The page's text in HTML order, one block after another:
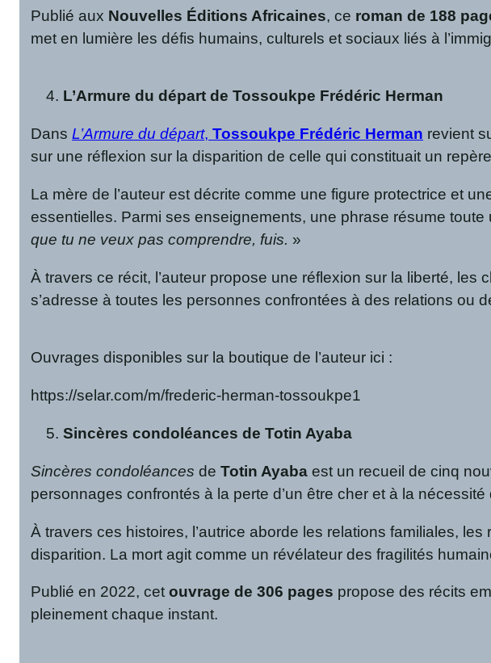
Publié aux Nouvelles Éditions Africaines, ce roman de 188
met en lumière les défis humains, culturels et sociaux liés à
L’Armure du départ de Tossoukpe Frédéric Herman
DansL’Armure du départ,Tossoukpe Frédéric Herman revient
sur une réflexion sur la disparition de celle qui constituait un
La mère de l’auteur est décrite comme une figure protectrice et
essentielles. Parmi ses enseignements, une phrase résume
que tu ne veux pas comprendre, fuis. »
À travers ce récit, l’auteur propose une réflexion sur la liberté,
s’adresse à toutes les personnes confrontées à des relations ou
Ouvrages disponibles sur la boutique de l’auteur ici :
https://selar.com/m/frederic-herman-tossoukpe1
Sincères condoléances de Totin Ayaba
Sincères condoléances deTotin Ayaba est un recueil de cinq
personnages confrontés à la perte d’un être cher et à la
À travers ces histoires, l’autrice aborde les relations familiales,
disparition. La mort agit comme un révélateur des fragilités
Publié en 2022, cetouvrage de 306 pages propose des récits
pleinement chaque instant.